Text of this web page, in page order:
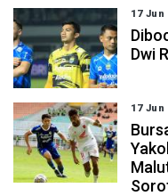
17 Jun
Dwi
17 Jun